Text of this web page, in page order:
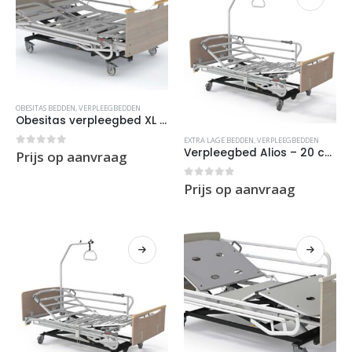
OBESITAS BEDDEN,VERPLEEGBEDDEN
Obesitas verpleegbed XL Valentin – 140/160 x 200 cm – X2 (Nursing)
0out of 5
Prijs op aanvraag
EXTRA LAGE BEDDEN,VERPLEEGBEDDEN
Verpleegbed Alios – 20 cm hoog – XD2 (HomeCare)
0out of 5
Prijs op aanvraag